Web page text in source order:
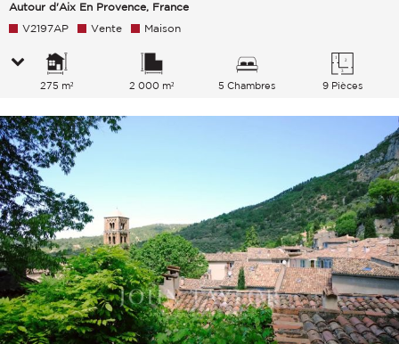
Autour d'Aix En Provence, France
V2197AP Vente Maison
275 m² 2 000 m² 5 Chambres 9 Pièces